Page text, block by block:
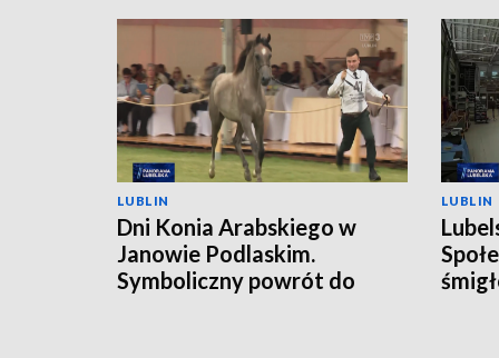
LUBLIN
Dni Konia Arabskiego w
Janowie Podlaskim.
Symboliczny powrót do
LUBLIN